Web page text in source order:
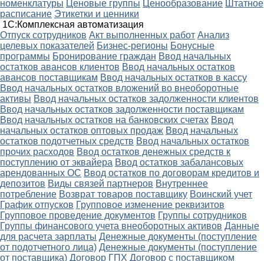
номенклатуры Ценовые группы Ценообразование Штатное
расписание Этикетки и ценники
1С:Комплексная автоматизация
Oтпуск сотрудников Акт выполненных работ Анализ
целевых показателей Бизнес-регионы Бонусные
программы Бронирование граждан Ввод начальных
остатков авансов клиентов Ввод начальных остатков
авансов поставщикам Ввод начальных остатков в кассу
Ввод начальных остатков вложений во внеоборотные
активы Ввод начальных остатков задолженности клиентов
Ввод начальных остатков задолженности поставщикам
Ввод начальных остатков на банковских счетах Ввод
начальных остатков оптовых продаж Ввод начальных
остатков подотчетных средств Ввод начальных остатков
прочих расходов Ввод остатков денежных средств к
поступлению от эквайера Ввод остатков забалансовых
арендованных ОС Ввод остатков по договорам кредитов и
депозитов Виды связей партнеров Внутреннее
потребление Возврат товаров поставщику Воинский учет
График отпусков Групповое изменение реквизитов
Групповое проведение документов Группы сотрудников
Группы финансового учета внеоборотных активов Данные
для расчета зарплаты Денежные документы (поступление
от подотчетного лица) Денежные документы (поступление
от поставщика) Договор ГПХ Договор с поставщиком